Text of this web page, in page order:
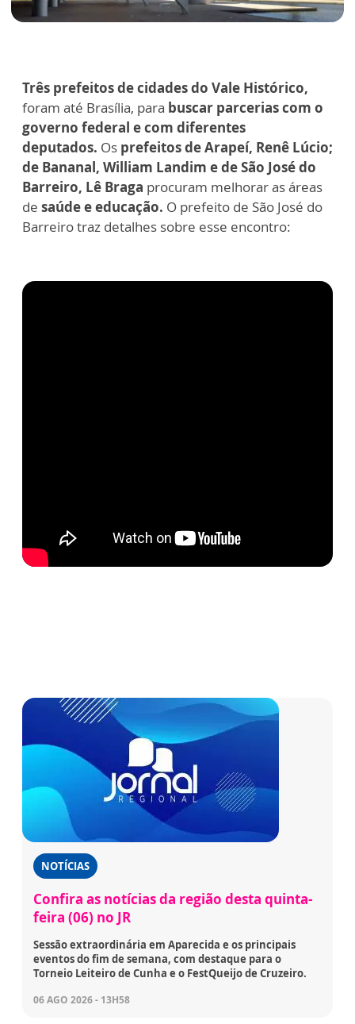
Três prefeitos de cidades do Vale Histórico,
foram até Brasília, para buscar parcerias com o
governo federal e com diferentes
deputados. Os prefeitos de Arapeí, Renê Lúcio;
de Bananal, William Landim e de São José do
Barreiro, Lê Braga procuram melhorar as áreas
de saúde e educação. O prefeito de São José do
Barreiro traz detalhes sobre esse encontro:
NOTÍCIAS
Confira as notícias da região desta quinta-
feira (06) no JR
Sessão extraordinária em Aparecida e os principais
eventos do fim de semana, com destaque para o
Torneio Leiteiro de Cunha e o FestQueijo de Cruzeiro.
06 AGO 2026 - 13H58